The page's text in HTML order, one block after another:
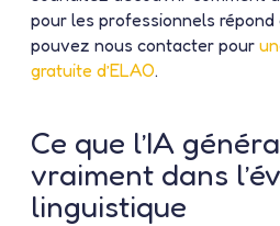
pour les professionnels répond
pouvez nous contacter pour
gratuite d’ELAO.
Ce que l’IA
vraiment dans
linguistique